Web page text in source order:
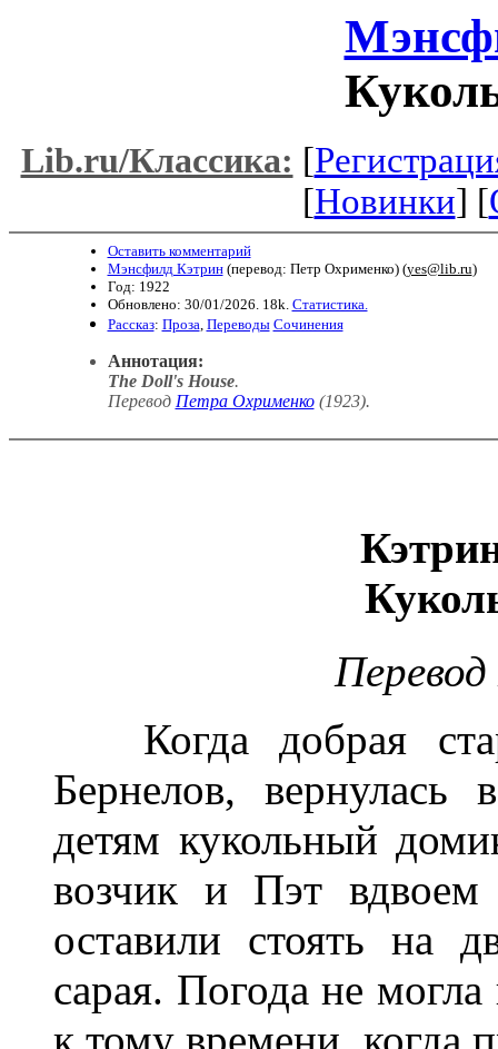
Lib.ru/Классика: [
[Новинки] [
Оставить комментарий
Мэнсфилд Кэтрин(перевод: Петр Охрименко) (yes@lib.ru)
Год: 1922
Обновлено: 30/01/2026. 18k. Статистика.
Рассказ: Проза Переводы Сочинения
Аннотация:
The Doll's House.
Перевод Петра Охрименко(1923).
Когда добрая
Бернелов, вернулась
детям кукольный
возчик и Пэт
оставили стоять на
сарая. Погода не